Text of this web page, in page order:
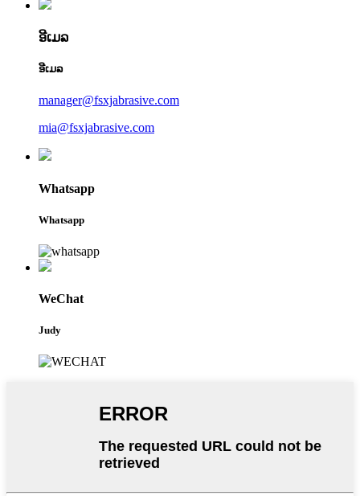
ອີເມລ
ອີເມລ
manager@fsxjabrasive.com
mia@fsxjabrasive.com
Whatsapp
Whatsapp
WeChat
Judy